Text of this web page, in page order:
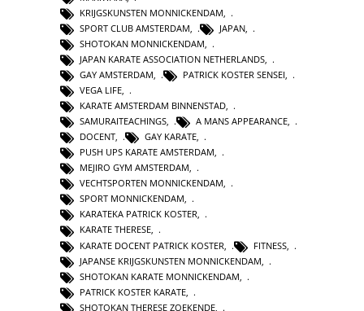
KRIJGSKUNSTEN MONNICKENDAM
SPORT CLUB AMSTERDAM
JAPAN
SHOTOKAN MONNICKENDAM
JAPAN KARATE ASSOCIATION NETHERLANDS
GAY AMSTERDAM
PATRICK KOSTER SENSEI
VEGA LIFE
KARATE AMSTERDAM BINNENSTAD
SAMURAITEACHINGS, A MANS APPEARANCE,
DOCENT, GAY KARATE,
PUSH UPS KARATE AMSTERDAM,
MEJIRO GYM AMSTERDAM,
VECHTSPORTEN MONNICKENDAM,
SPORT MONNICKENDAM,
KARATEKA PATRICK KOSTER,
KARATE THERESE,
KARATE DOCENT PATRICK KOSTER
FITNESS
JAPANSE KRIJGSKUNSTEN MONNICKENDAM
SHOTOKAN KARATE MONNICKENDAM
PATRICK KOSTER KARATE
SHOTOKAN THERESE ZOEKENDE